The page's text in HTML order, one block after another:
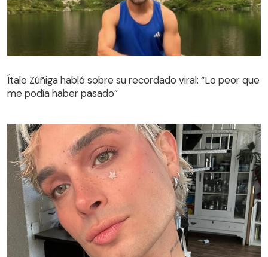
Ítalo Zúñiga habló sobre su recordado viral: “Lo peor que
me podía haber pasado”